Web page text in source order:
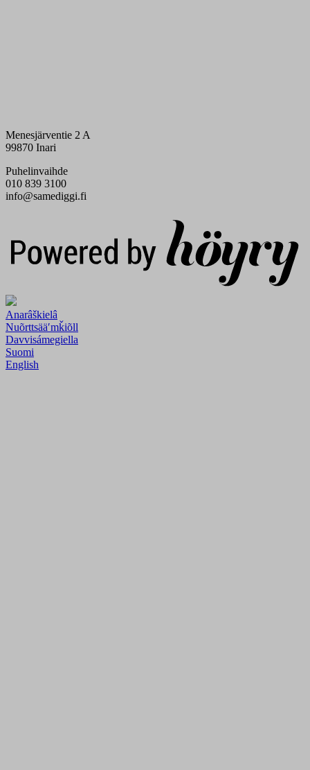
Menesjärventie 2 A
99870 Inari
Puhelinvaihde
010 839 3100
info@samediggi.fi
Anarâškielâ
Nuõrttsääʹmǩiõll
Davvisámegiella
Suomi
English